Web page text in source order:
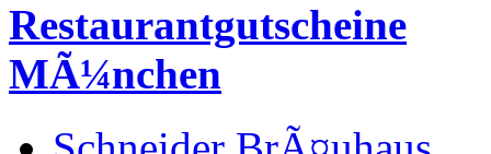
Restaurantgutscheine
MÃ¼nchen